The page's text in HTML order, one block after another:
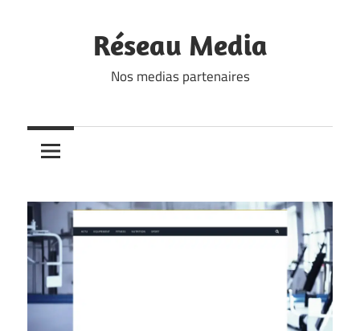
Réseau Media
Nos medias partenaires